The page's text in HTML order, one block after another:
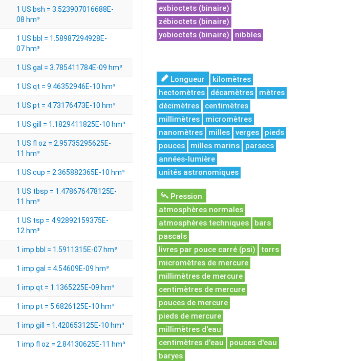
1 US bsh = 3.523907016688E-
08 hm³
1 US bbl = 1.58987294928E-
07 hm³
1 US gal = 3.785411784E-09 hm³
1 US qt = 9.46352946E-10 hm³
1 US pt = 4.73176473E-10 hm³
1 US gill = 1.1829411825E-10 hm³
1 US fl oz = 2.95735295625E-
11 hm³
1 US cup = 2.365882365E-10 hm³
1 US tbsp = 1.478676478125E-
11 hm³
1 US tsp = 4.92892159375E-
12 hm³
1 imp bbl = 1.5911315E-07 hm³
1 imp gal = 4.54609E-09 hm³
1 imp qt = 1.1365225E-09 hm³
1 imp pt = 5.6826125E-10 hm³
1 imp gill = 1.420653125E-10 hm³
1 imp fl oz = 2.84130625E-11 hm³
exbioctets (binaire)
zébioctets (binaire)
yobioctets (binaire)
nibbles
Longueur
kilomètres
hectomètres
décamètres
mètres
décimètres
centimètres
millimètres
micromètres
nanomètres
milles verges
pieds
pouces
milles marins
parsecs
années-lumière
unités astronomiques
Pression
atmosphères normales
atmosphères techniques
bars
pascals
livres par pouce carré (psi)
torrs
micromètres de mercure
millimètres de mercure
centimètres de mercure
pouces de mercure
pieds de mercure
millimètres d'eau
centimètres d'eau
pouces d'eau
baryes